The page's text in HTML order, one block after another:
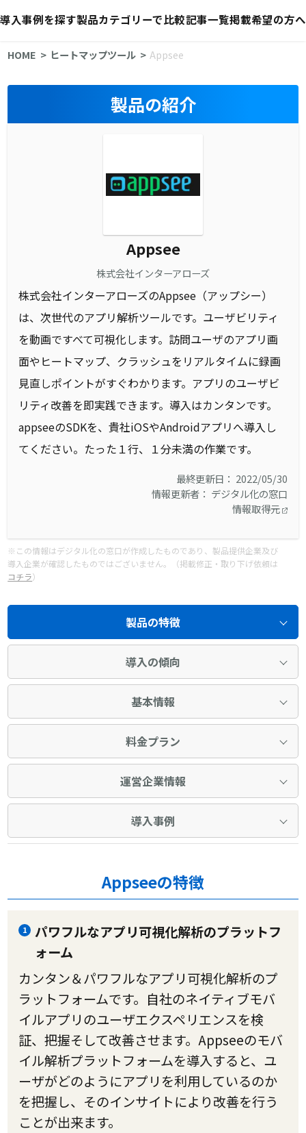
導入事例を探す製品カテゴリーで比較記事一覧掲載希望の方へ
HOME ヒートマップツール Appsee
製品の紹介
Appsee
株式会社インターアローズ
株式会社インターアローズのAppsee（アップシー）
は、次世代のアプリ解析ツールです。ユーザビリティ
を動画ですべて可視化します。訪問ユーザのアプリ画
面やヒートマップ、クラッシュをリアルタイムに録画
見直しポイントがすぐわかります。アプリのユーザビ
リティ改善を即実践できます。導入はカンタンです。
appseeのSDKを、貴社iOSやAndroidアプリへ導入し
てください。たった１行、１分未満の作業です。
最終更新日： 2022/05/30
情報更新者： デジタル化の窓口
情報取得元
※この情報はデジタル化の窓口が作成したものであり、製品提供企業及び
導入企業が確認したものではございません。（掲載修正・取り下げ依頼は
コチラ）
製品の特徴
導入の傾向
基本情報
料金プラン
運営企業情報
導入事例
Appseeの特徴
1
パワフルなアプリ可視化解析のプラットフ
ォーム
カンタン＆パワフルなアプリ可視化解析のプ
ラットフォームです。自社のネイティブモバ
イルアプリのユーザエクスペリエンスを検
証、把握そして改善させます。Appseeのモバ
イル解析プラットフォームを導入すると、ユ
ーザがどのようにアプリを利用しているのか
を把握し、そのインサイトにより改善を行う
ことが出来ます。